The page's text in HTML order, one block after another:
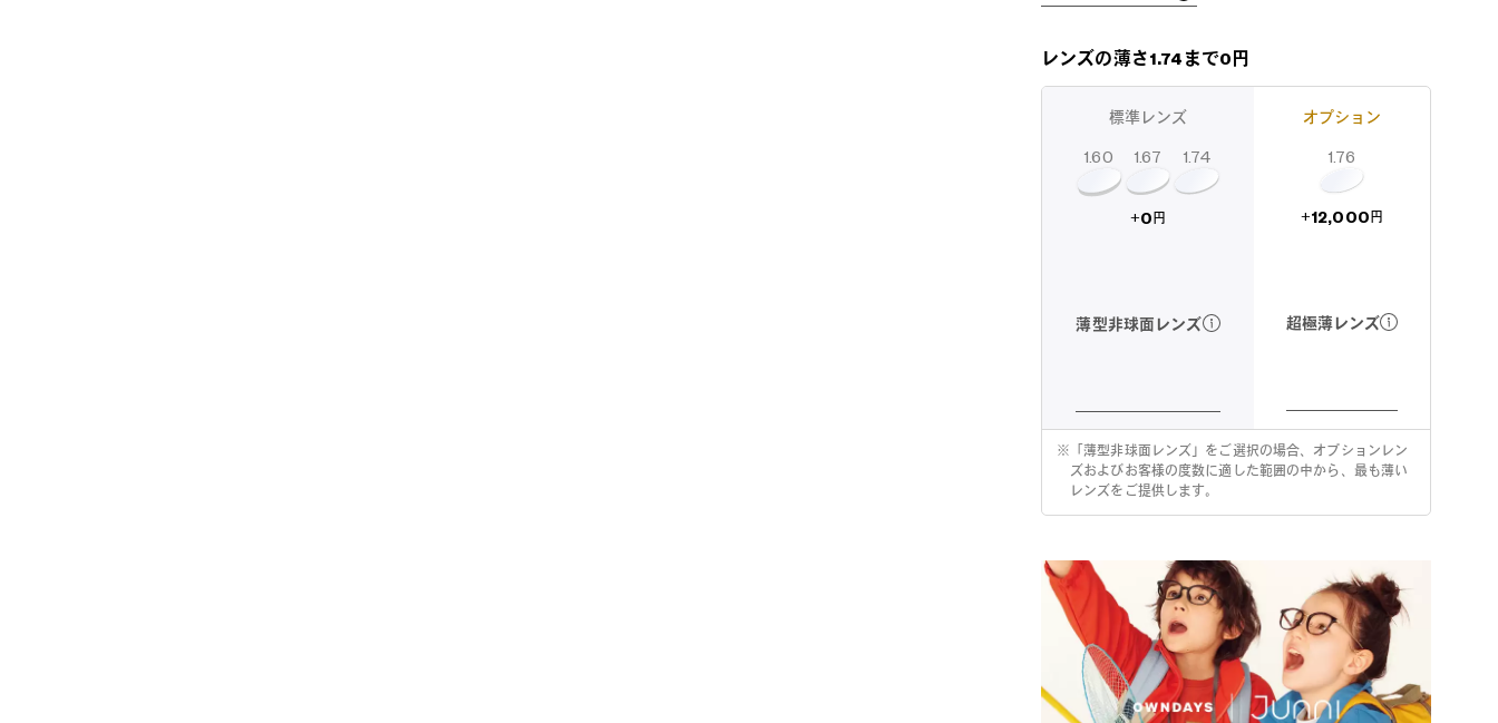
レンズの薄さ1.74まで0円
標準レンズ
1.60 1.67 1.74
+0 円
薄型非球面レンズ
オプション
1.76
+12,000 円
超極薄レンズ
※
「薄型非球面レンズ」をご選択の場合、オプションレン
ズおよびお客様の度数に適した範囲の中から、最も薄い
レンズをご提供します。